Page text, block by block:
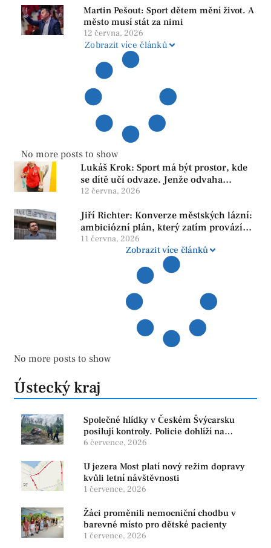
Martin Pešout: Sport dětem mění život. A
město musí stát za nimi
12 června, 2026
Zobrazit více článků
No more posts to show
Lukáš Krok: Sport má být prostor, kde
se dítě učí odvaze. Jenže odvaha
neroste tam, kde se bojí udělat chybu.
12 června, 2026
Jiří Richter: Konverze městských lázní:
ambiciózní plán, který zatím provází
více otazníků než jistot
11 června, 2026
Zobrazit více článků
No more posts to show
Ústecký kraj
Společné hlídky v Českém Švýcarsku
posilují kontroly. Policie dohlíží na
bezpečnost i ochranu přírody
6 července, 2026
U jezera Most platí nový režim dopravy
kvůli letní návštěvnosti
1 července, 2026
Žáci proměnili nemocniční chodbu v
barevné místo pro dětské pacienty
1 července, 2026